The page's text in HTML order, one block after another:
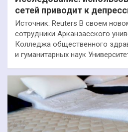
сетей приводит к
Источник: Reuters В своем
сотрудники Арканзасского
Колледжа общественного
и гуманитарных наук